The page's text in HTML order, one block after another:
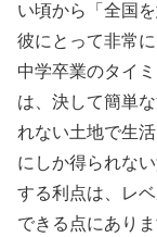
い頃から「全国
彼にとって非常
中学卒業のタイ
は、決して簡単
れない土地で生
にしか得られな
する利点は、レ
できる点にあり